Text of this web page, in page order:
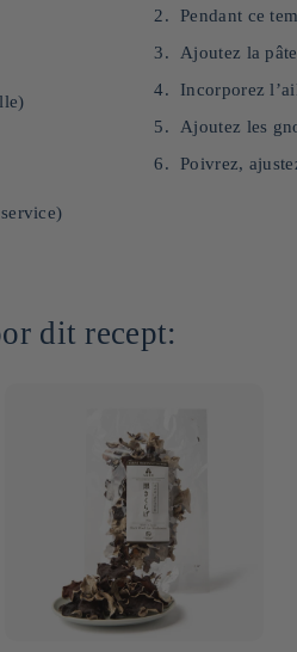
Pendant ce
Ajoutez la
Incorporez
Ajoutez les
Poivrez,
dit recept: